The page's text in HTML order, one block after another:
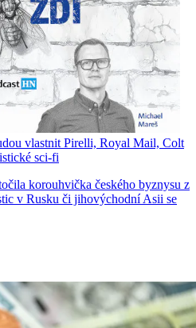
vlastnit Pirelli, Royal Mail, Colt
sci-fi
korouhvička českého byznysu z
v Rusku či jihovýchodní Asii se